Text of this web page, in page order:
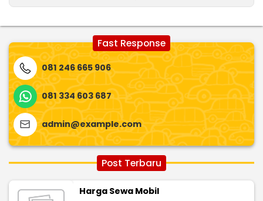
Fast Response
081 246 665 906
081 334 603 687
admin@example.com
Post Terbaru
Harga Sewa Mobil